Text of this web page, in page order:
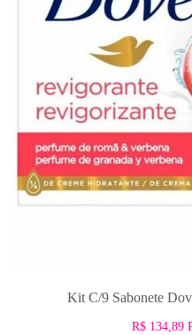
Kit C/9 Sabonete
R$ 134,89